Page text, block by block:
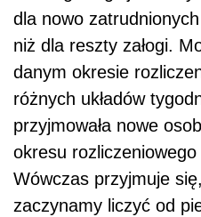
dla nowo
niż dla reszty załogi.
danym okresie
różnych układów
przyjmowała nowe
okresu
Wówczas przyjmuje
zaczynamy liczyć od